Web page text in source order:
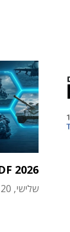
2026
שלישי, 20 באוקטובר 2026